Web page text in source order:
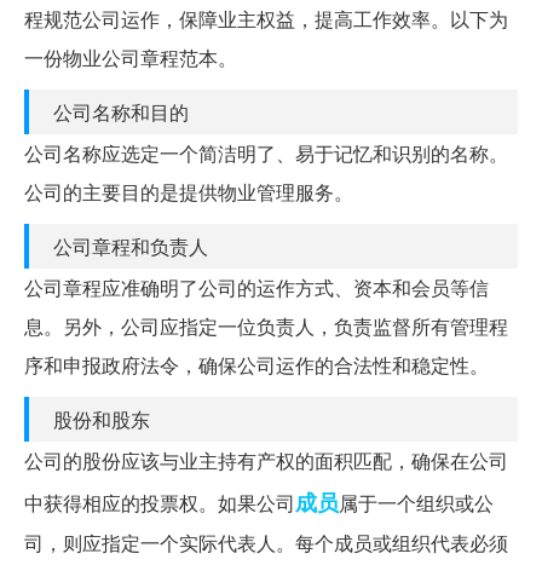
程规范公司运作，保障业主权益，提高工作效率。以下为
一份物业公司章程范本。
公司名称和目的
公司名称应选定一个简洁明了、易于记忆和识别的名称。
公司的主要目的是提供物业管理服务。
公司章程和负责人
公司章程应准确明了公司的运作方式、资本和会员等信
息。另外，公司应指定一位负责人，负责监督所有管理程
序和申报政府法令，确保公司运作的合法性和稳定性。
股份和股东
公司的股份应该与业主持有产权的面积匹配，确保在公司
中获得相应的投票权。如果公司成员属于一个组织或公
司，则应指定一个实际代表人。每个成员或组织代表必须